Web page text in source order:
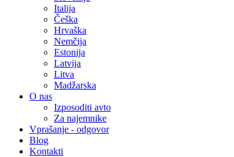
Italija
Češka
Hrvaška
Nemčija
Estonija
Latvija
Litva
Madžarska
O nas
Izposoditi avto
Za najemnike
Vprašanje - odgovor
Blog
Kontakti